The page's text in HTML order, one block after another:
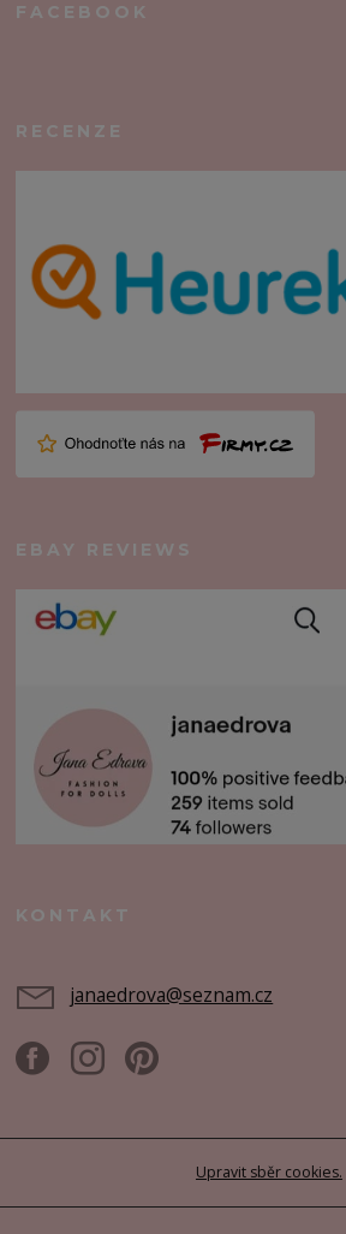
FACEBOOK
RECENZE
EBAY REVIEWS
KONTAKT
janaedrova@seznam.cz
Upravit sběr cookies.